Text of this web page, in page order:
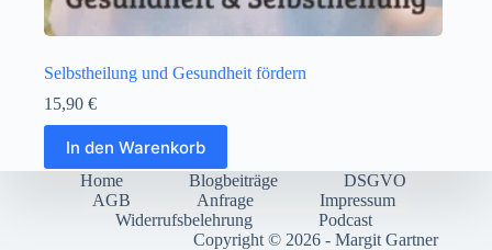
Selbstheilung und Gesundheit fördern
15,90 €
In den Warenkorb
Home Blogbeiträge
DSGVO
AGB
Anfrage
Impressum
Widerrufsbelehrung
Podcast
Copyright © 2026 - Margit Gartner